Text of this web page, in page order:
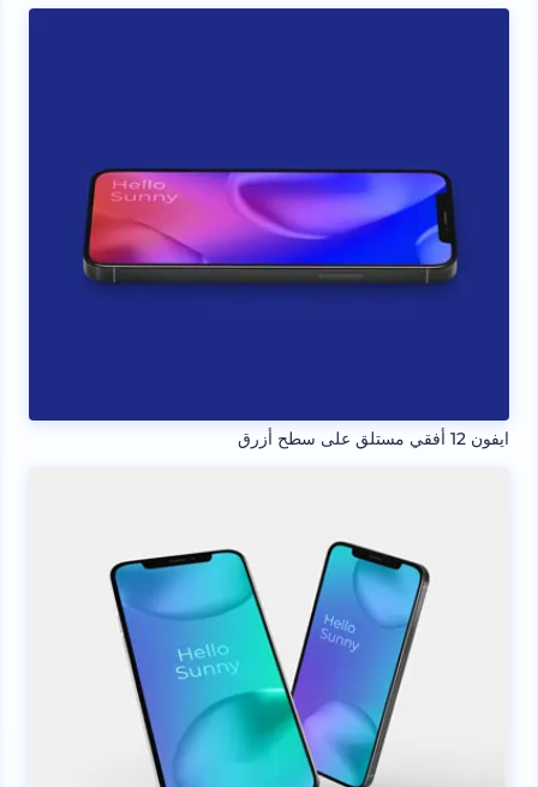
ايفون 12 أفقي مستلق على سطح أزرق